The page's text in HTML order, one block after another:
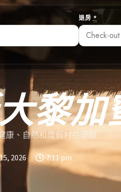
退房 *
黎加
康、自然和度假村在哥斯
2026 7:11 pm